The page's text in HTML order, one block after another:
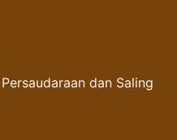
dan Saling